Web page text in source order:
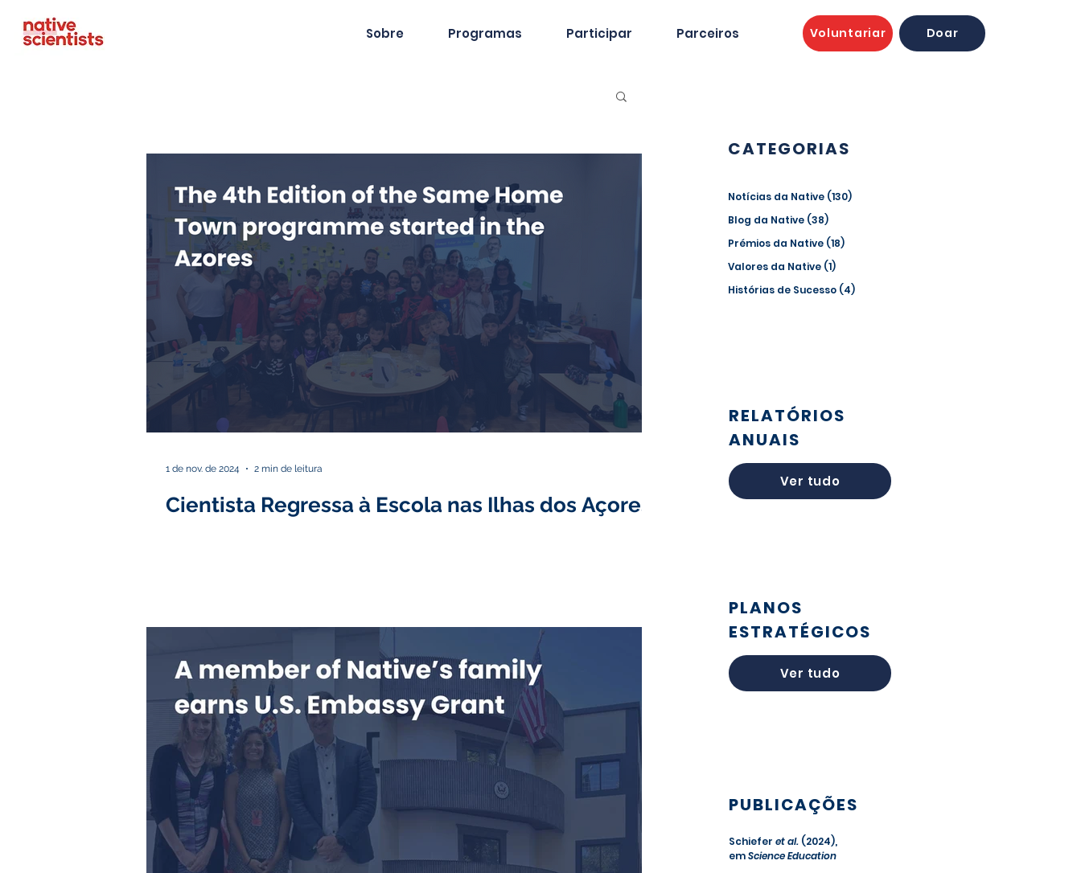
Sobre Programas Participar Parceiros Voluntariar Doar
Cientista Regressa à Escola nas Ilhas dos Açores
1 de nov. de 2024 2 min de leitura
CATEGORIAS
Notícias da Native (130)
Blog da Native (38)
Prémios da Native (18)
Valores da Native (1)
Histórias de Sucesso (4)
RELATÓRIOS
ANUAIS
Ver tudo
PLANOS
ESTRATÉGICOS
Ver tudo
PUBLICAÇÕES
Schiefer et al. (2024),
emScience Education